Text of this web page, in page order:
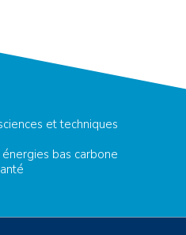
et techniques
bas carbone